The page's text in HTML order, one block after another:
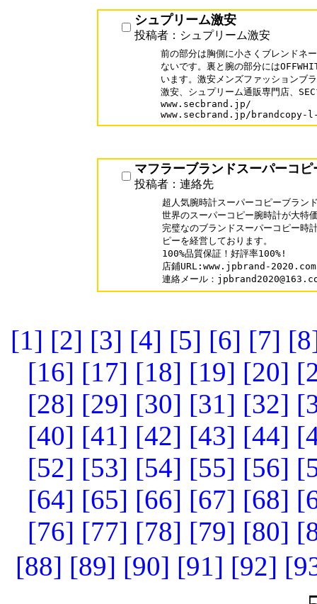
シュプリーム激安
投稿者：シュプリーム激安
前の部分は胸側に小さくブレンドネ
ないです。裏と腕の部分には
います。激安メンズファッションブ
激安、シュプリーム通販専門店、
www.secbrand.jp/
www.secbrand.jp/brandcopy-
マフラーブランドスーパーコピ
投稿者：連絡先
超人気腕時計スーパーコピーブラン
世界のスーパーコピー腕時計が大特
完璧なのブランドスーパーコピー時
ピーを経営しております。
100%品質保証！好評率100%!
店鋪URL:www.jpbrand-2020.com
連絡メール：
[1] [2] [3] [4] [5] [6] [7]
[16] [17] [18] [19] [20]
[28] [29] [30] [31] [32]
[40] [41] [42] [43] [44]
[52] [53] [54] [55] [56]
[64] [65] [66] [67] [68]
[76] [77] [78] [79] [80]
[88] [89] [90] [91] [92]